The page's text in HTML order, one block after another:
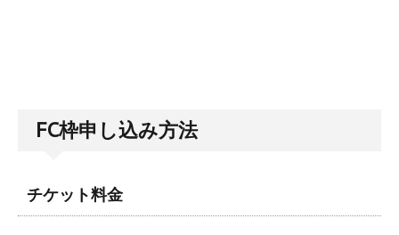
FC枠申し込み方法
チケット料金